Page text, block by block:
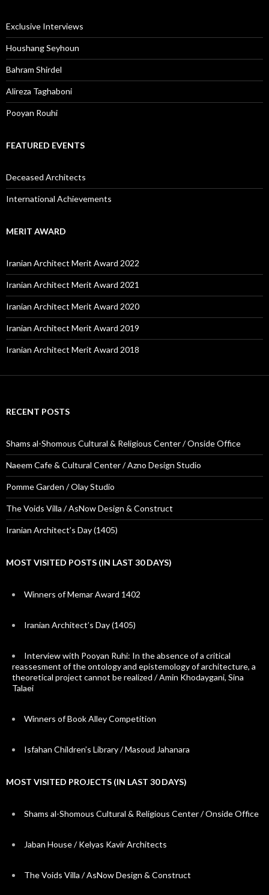
Exclusive Interviews
Houshang Seyhoun
Bahram Shirdel
Alireza Taghaboni
Pooyan Rouhi
FEATURED EVENTS
Deceased Architects
International Achievements
MERIT AWARD
Iranian Architect Merit Award 2022
Iranian Architect Merit Award 2021
Iranian Architect Merit Award 2020
Iranian Architect Merit Award 2019
Iranian Architect Merit Award 2018
RECENT POSTS
Shams al-Shomous Cultural & Religious Center / Onside Office
Naeem Cafe & Cultural Center / Azno Design Studio
Pomme Garden / Olay Studio
The Voids Villa / AsNow Design & Construct
Iranian Architect’s Day (1405)
MOST VISITED POSTS (IN LAST 30 DAYS)
Winners of Memar Award 1402
Iranian Architect’s Day (1405)
Interview with Pooyan Ruhi: In the absence of a critical
reassesment of the ontology and epistemology of architecture, a
theoretical project cannot be realized / Amin Khodaygani, Sina
Talaei
Winners of Book Alley Competition
Isfahan Children’s Library / Masoud Jahanara
MOST VISITED PROJECTS (IN LAST 30 DAYS)
Shams al-Shomous Cultural & Religious Center / Onside Office
Jaban House / Kelyas Kavir Architects
The Voids Villa / AsNow Design & Construct